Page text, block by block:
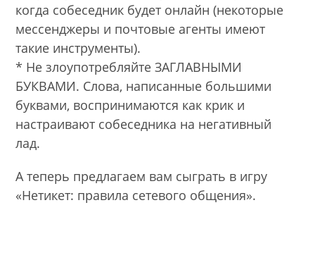
когда собеседник будет онлайн (некоторые
мессенджеры и почтовые агенты имеют
такие инструменты).
* Не злоупотребляйте ЗАГЛАВНЫМИ
БУКВАМИ. Слова, написанные большими
буквами, воспринимаются как крик и
настраивают собеседника на негативный
лад.
А теперь предлагаем вам сыграть в игру
«Нетикет: правила сетевого общения».